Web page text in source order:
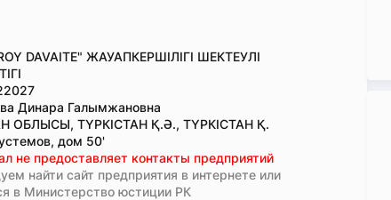
DAVAITE" ЖАУАПКЕРШІЛІГІ ШЕКТЕУЛІ
Динара Галымжановна
ОБЛЫСЫ, ТҮРКІСТАН Қ.Ә., ТҮРКІСТАН Қ.
дом 50'
не предоставляет контакты предприятий
найти сайт предприятия в интернете или
в Министерство юстиции РК